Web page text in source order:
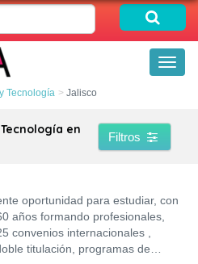
Tecnología Jalisco
en
Filtros
oportunidad para estudiar, con
años formando profesionales,
convenios internacionales ,
titulación, programas de